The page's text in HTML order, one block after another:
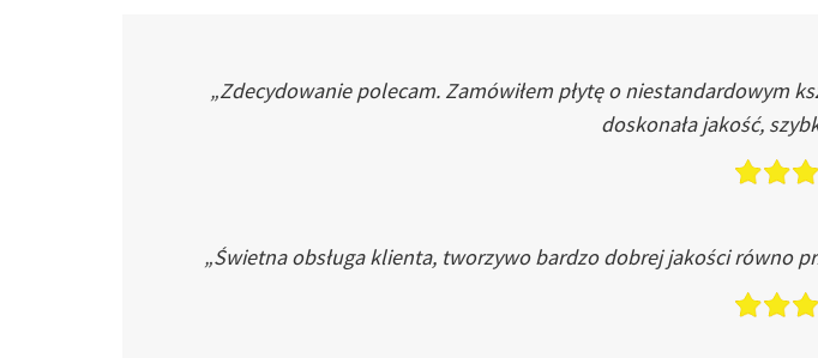
„Zdecydowanie polecam. Zamówiłem płytę o niestandardowym
doskonała jakość,
„Świetna obsługa klienta, tworzywo bardzo dobrej jakości równo